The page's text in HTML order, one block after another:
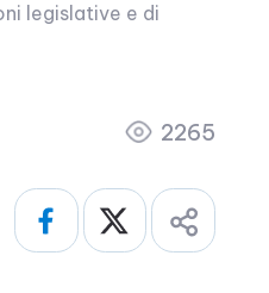
legislative e di
2265